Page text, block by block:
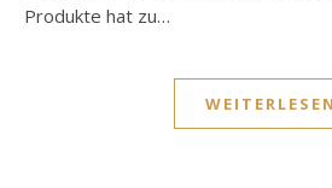
Produkte hat zu…
WEITERLESEN